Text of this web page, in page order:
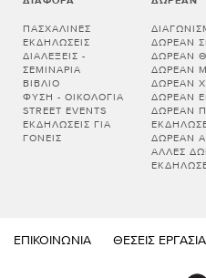
ΠΑΣΧΑΛΙΝΈΣ
ΕΚΔΗΛΏΣΕΙΣ
ΔΙΑΛΕΞΕΙΣ -
ΣΕΜΙΝΑΡΙΑ
ΒΙΒΛΊΟ
ΦΎΣΗ - ΟΙΚΟΛΟΓΊΑ
STREET EVENTS
ΕΚΔΗΛΏΣΕΙΣ ΓΙΑ
ΓΟΝΕΊΣ
ΔΩΡΕΆΝ
ΔΩΡΕΆΝ
ΔΩΡΕΆΝ
ΔΩΡΕΆΝ
ΔΩΡΕΆΝ
ΔΩΡΕΆΝ
ΔΩΡΕΆΝ
ΆΛΛΕΣ
ΕΠΙΚΟΙΝΩΝΊΑ ΘΈΣΕΙΣ